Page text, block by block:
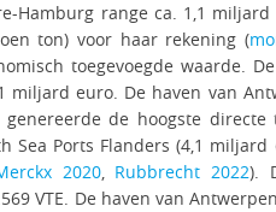
Hamburg range ca. 1,1
ton) voor haar rekening (
toegevoegde waarde.
miljard euro. De haven van
de hoogste directe
Sea Ports Flanders (4,1
2020, Rubbrecht 2022).
VTE. De haven van